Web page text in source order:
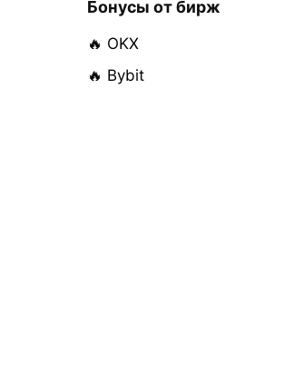
Бонусы от бирж
🔥 OKX
🔥 Bybit